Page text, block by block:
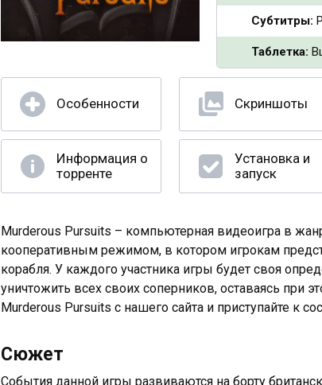
Субтитры:
Таблетка:
Особенности Скриншоты
Информация о
торренте
Установка и
запуск
Murderous Pursuits – компьютерная видеоигра в
кооперативным режимом, в котором игрокам
корабля. У каждого участника игры будет своя
уничтожить всех своих соперников, оставаясь при
Murderous Pursuits с нашего сайта и приступайте к
Сюжет
События данной игры развиваются на борту